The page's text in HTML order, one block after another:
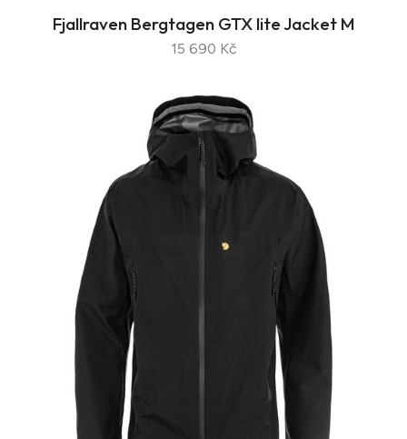
Fjallraven Bergtagen GTX lite Jacket M
15 690 Kč